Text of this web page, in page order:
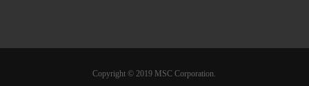
Copyright © 2019 MSC Corporation.